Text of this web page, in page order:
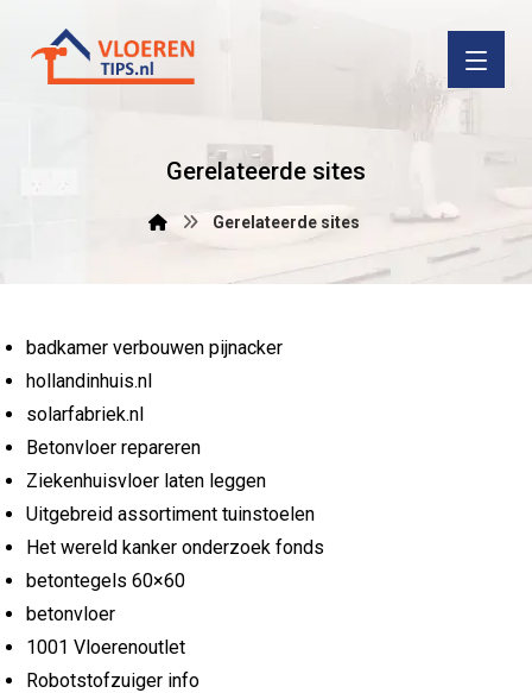
Gerelateerde sites
Gerelateerde sites
badkamer verbouwen pijnacker
hollandinhuis.nl
solarfabriek.nl
Betonvloer repareren
Ziekenhuisvloer laten leggen
Uitgebreid assortiment tuinstoelen
Het wereld kanker onderzoek fonds
betontegels 60×60
betonvloer
1001 Vloerenoutlet
Robotstofzuiger info